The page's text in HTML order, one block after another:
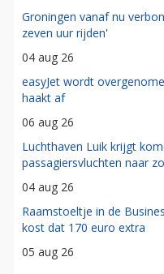
Groningen vanaf nu
zeven uur rijden'
04 aug 26
easyJet wordt
haakt af
06 aug 26
Luchthaven Luik krijgt
passagiersvluchten naar
04 aug 26
Raamstoeltje in de
kost dat 170 euro extra
05 aug 26